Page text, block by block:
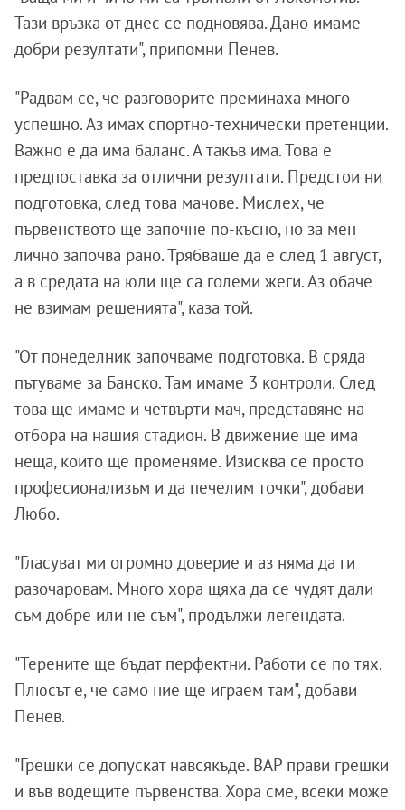
Тази връзка от днес се подновява. Дано имаме
добри резултати", припомни Пенев.
"Радвам се, че разговорите преминаха много
успешно. Аз имах спортно-технически претенции.
Важно е да има баланс. А такъв има. Това е
предпоставка за отлични резултати. Предстои ни
подготовка, след това мачове. Мислех, че
първенството ще започне по-късно, но за мен
лично започва рано. Трябваше да е след 1 август,
а в средата на юли ще са големи жеги. Аз обаче
не взимам решенията", каза той.
"От понеделник започваме подготовка. В сряда
пътуваме за Банско. Там имаме 3 контроли. След
това ще имаме и четвърти мач, представяне на
отбора на нашия стадион. В движение ще има
неща, които ще променяме. Изисква се просто
професионализъм и да печелим точки", добави
Любо.
"Гласуват ми огромно доверие и аз няма да ги
разочаровам. Много хора щяха да се чудят дали
съм добре или не съм", продължи легендата.
"Терените ще бъдат перфектни. Работи се по тях.
Плюсът е, че само ние ще играем там", добави
Пенев.
"Грешки се допускат навсякъде. ВАР прави грешки
и във водещите първенства. Хора сме, всеки може